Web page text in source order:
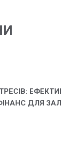
ДЛЯ